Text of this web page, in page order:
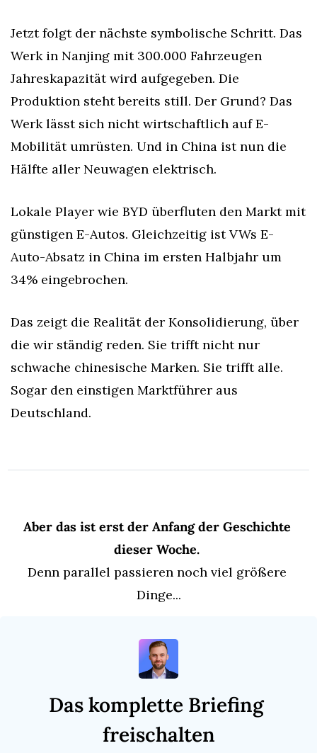
Jetzt folgt der nächste symbolische Schritt. Das
Werk in Nanjing mit 300.000 Fahrzeugen
Jahreskapazität wird aufgegeben. Die
Produktion steht bereits still. Der Grund? Das
Werk lässt sich nicht wirtschaftlich auf E-
Mobilität umrüsten. Und in China ist nun die
Hälfte aller Neuwagen elektrisch.
Lokale Player wie BYD überfluten den Markt mit
günstigen E-Autos. Gleichzeitig ist VWs E-
Auto-Absatz in China im ersten Halbjahr um
34% eingebrochen.
Das zeigt die Realität der Konsolidierung, über
die wir ständig reden. Sie trifft nicht nur
schwache chinesische Marken. Sie trifft alle.
Sogar den einstigen Marktführer aus
Deutschland.
Aber das ist erst der Anfang der Geschichte
dieser Woche.
Denn parallel passieren noch viel größere
Dinge...
Das komplette Briefing
freischalten